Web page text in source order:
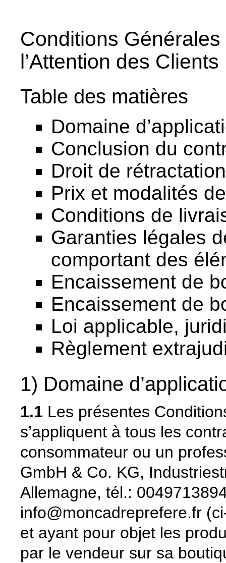
Conditions
l’Attention des Clients
Table des matières
Domaine
Conclusion du
Droit de rétractation
Prix et modalités
Conditions de
Garanties légales
comportant des
Encaissement de
Encaissement de
Loi applicable,
Règlement
1) Domaine
1.1 Les présentes
s’appliquent à tous les
consommateur ou un
GmbH & Co. KG,
Allemagne, tél.:
info@moncadreprefere.fr
et ayant pour objet les
par le vendeur sur sa